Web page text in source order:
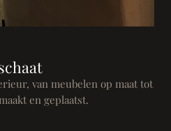
van meubelen op maat tot
en geplaatst.